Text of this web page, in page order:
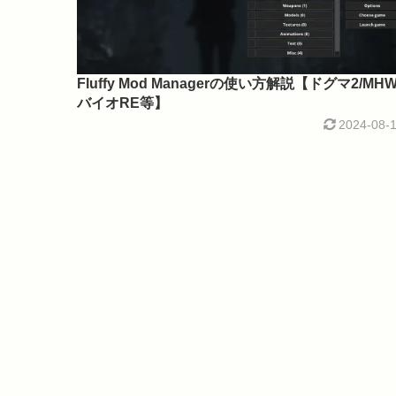
Fluffy Mod Managerの使い方解説【ドグマ2/
バイオRE等】
2024-08-